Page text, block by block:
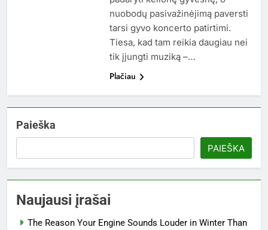
nuobodų pasivažinėjimą paversti
tarsi gyvo koncerto patirtimi.
Tiesa, kad tam reikia daugiau nei
tik įjungti muziką –…
Plačiau
Paieška
PAIEŠKA
Naujausi įrašai
The Reason Your Engine Sounds Louder in Winter Than